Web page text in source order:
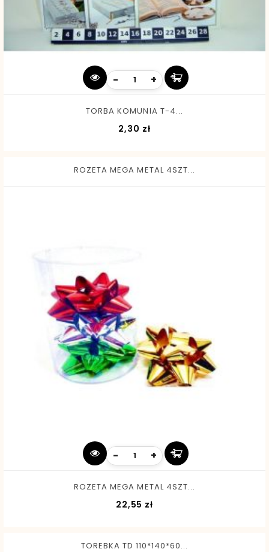
- +
TORBA KOMUNIA T-4...
2,30 złCena
ROZETA MEGA METAL 4SZT...
- +
ROZETA MEGA METAL 4SZT...
22,55 zł
TOREBKA TD 110*140*60...